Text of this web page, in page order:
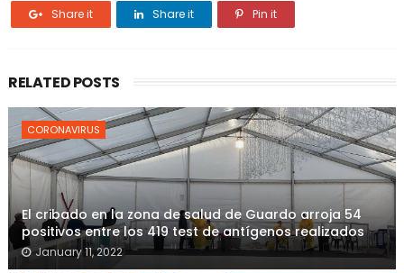
Share it Share it Pin it
RELATED POSTS
CORONAVIRUS
El cribado en la zona de salud de Guardo arroja 54
positivos entre los 419 test de antígenos realizados
January 11, 2022